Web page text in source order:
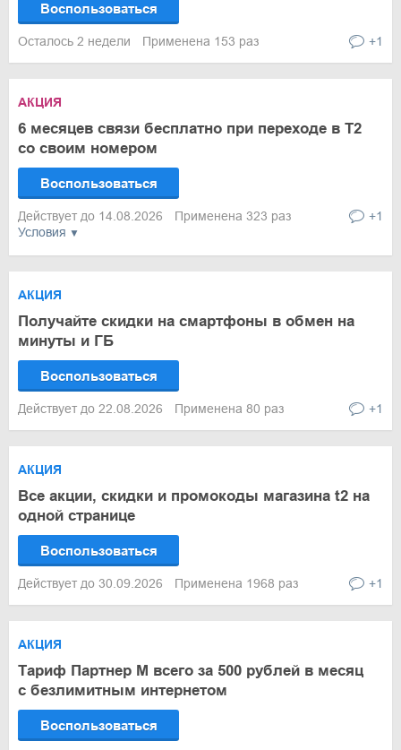
Воспользоваться
Осталось 2 недели Применена 153 раз +1
Условия
АКЦИЯ
6 месяцев связи бесплатно при переходе в Т2
со своим номером
Воспользоваться
Действует до 14.08.2026 Применена 323 раз +1
АКЦИЯ
Получайте скидки на смартфоны в обмен на
минуты и ГБ
Воспользоваться
Действует до 22.08.2026 Применена 80 раз +1
АКЦИЯ
Все акции, скидки и промокоды магазина t2 на
одной странице
Воспользоваться
Действует до 30.09.2026 Применена 1968 раз +1
АКЦИЯ
Тариф Партнер М всего за 500 рублей в месяц
с безлимитным интернетом
Воспользоваться